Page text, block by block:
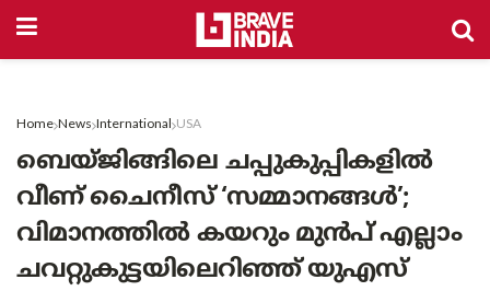
Home News International USA
ബെയ്ജിങ്ങിലെ ചപ്പുകുപ്പികളിൽ
വീണ് ചൈനീസ് ‘സമ്മാനങ്ങൾ’;
വിമാനത്തിൽ കയറും മുൻപ് എല്ലാം
ചവറ്റുകുട്ടയിലെറിഞ്ഞ് യുഎസ്